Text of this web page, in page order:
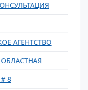
АГЕНТСТВО
8